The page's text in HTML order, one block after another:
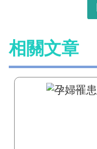
相關文章